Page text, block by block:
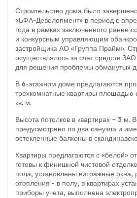
Строительство дома было
«БФА-Девелопмент» в период с
года в рамках заключенного ранее
и конкурсным управляющим
застройщика АО «Группа Прайм».
осуществлялось за счет средств
для решения проблемы обманутых
В 6-этажном доме предлагаются
трехкомнатные квартиры площадью
кв. м.
Высота потолков в квартирах – 3 м.
предусмотрено по два санузла и
остекленные балконы в
Квартиры предлагаются с «белой»
готовы к финишной чистовой
пола, установлены витражные окна,
отопления - в полу, в квартирах
приборы учета, выполнена